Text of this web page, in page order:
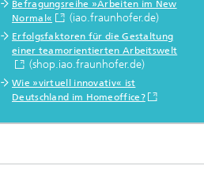
Befragungsreihe »Arbeiten im New
Normal«
(iao.fraunhofer.de)
Erfolgsfaktoren für die Gestaltung
einer teamorientierten Arbeitswelt
(shop.iao.fraunhofer.de)
Wie »virtuell innovativ« ist
Deutschland im Homeoffice?